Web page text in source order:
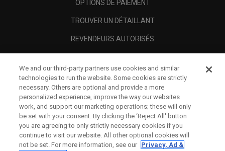
OPTIONS DE PAIEMENT
TROUVER UN DÉTAILLANT
REVENDEURS AUTORISÉS
A PROPOS
MENTIONS LÉGALES
We and our third-party partners use cookies and similar
technologies to run the website. Some cookies are strictly
necessary. Others are optional and provide a more
personalized experience, improve the way our websites
work, and support our marketing operations; these will only
be set with your consent. By clicking the ‘Reject All' button
you are agreeing to only strictly necessary cookies if you
continue to visit our website. All other optional cookies will
not be set. For more information, see our Privacy, Ad &